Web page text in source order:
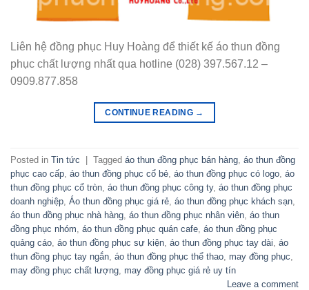
Liên hệ đồng phục Huy Hoàng để thiết kế áo thun đồng
phục chất lượng nhất qua hotline (028) 397.567.12 –
0909.877.858
CONTINUE READING →
Posted in Tin tức Tagged áo thun đồng phục bán hàng áo thun đồng
phục cao cấp áo thun đồng phục cổ bẻ áo thun đồng phục có logo áo
thun đồng phục cổ tròn áo thun đồng phục công ty, áo thun đồng phục
doanh nghiệp Áo thun đồng phục giá rẻ áo thun đồng phục khách sạn
áo thun đồng phục nhà hàng áo thun đồng phục nhân viên áo thun
đồng phục nhóm áo thun đồng phục quán cafe áo thun đồng phục
quảng cáo áo thun đồng phục sự kiện áo thun đồng phục tay dài áo
thun đồng phục tay ngắn áo thun đồng phục thể thao may đồng phục
may đồng phục chất lượng may đồng phục giá rẻ uy tín
Leave a comment